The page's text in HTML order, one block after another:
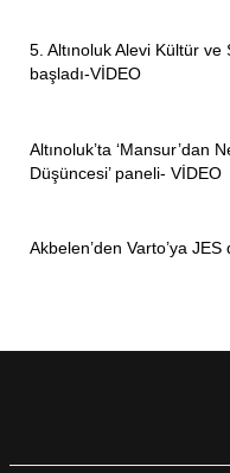
5. Altınoluk Alevi Kültür
başladı-VİDEO
Altınoluk’ta ‘Mansur’dan
Düşüncesi’ paneli- VİDEO
Akbelen’den Varto’ya JES